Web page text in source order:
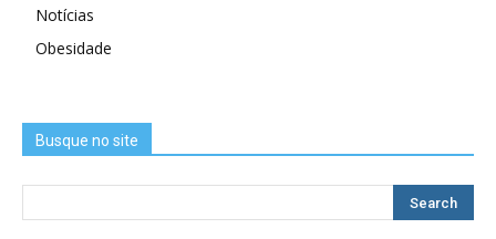
Notícias
Obesidade
Busque no site